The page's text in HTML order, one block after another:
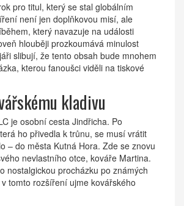
pro titul, který se stal globálním
není jen doplňkovou misí, ale
který navazuje na události
hlouběji prozkoumává minulost
slibují, že tento obsah bude mnohem
kterou fanoušci viděli na tiskové
kladivu
je osobní cesta Jindřicha. Po
ho přivedla k trůnu, se musí vrátit
– do města Kutná Hora. Zde se znovu
nevlastního otce, kováře Martina.
nostalgickou procházku po známých
tomto rozšíření ujme kovářského